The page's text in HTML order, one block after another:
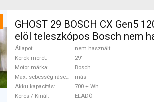
GHOST 29 BOSCH CX Gen5
elöl teleszkópos Bosch nem
Állapot
nem használt
Kerék méret
29"
Motor márka
Bosch
Max. sebesség rásegítéssel
más
Akku kapacitás
700 + Wh
Keres / Kínál
ELADÓ